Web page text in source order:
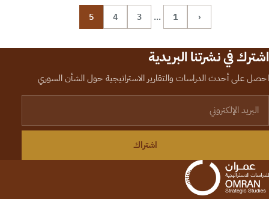
‹
1
…
3
4
5
اشترك في نشرتنا البريدية
احصل على أحدث الدراسات والتقارير الاستراتيجية حول الشأن السوري
اشتراك